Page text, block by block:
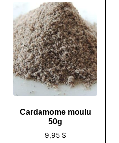
Cardamome moulu
50g
9,95 $